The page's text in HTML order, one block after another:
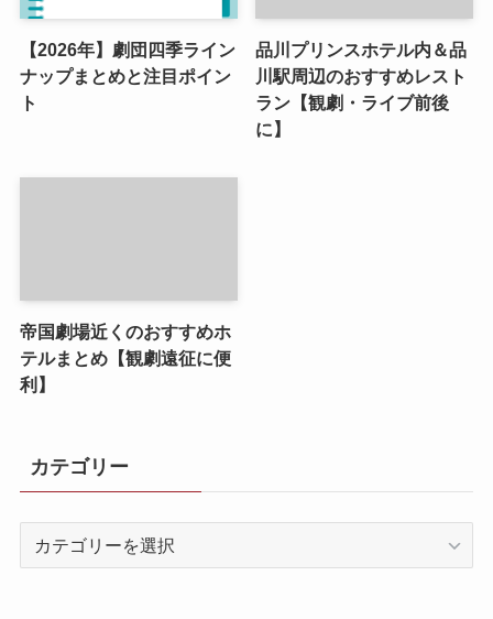
【2026年】劇団四季ライン
ナップまとめと注目ポイン
ト
品川プリンスホテル内＆品
川駅周辺のおすすめレスト
ラン【観劇・ライブ前後
に】
帝国劇場近くのおすすめホ
テルまとめ【観劇遠征に便
利】
カテゴリー